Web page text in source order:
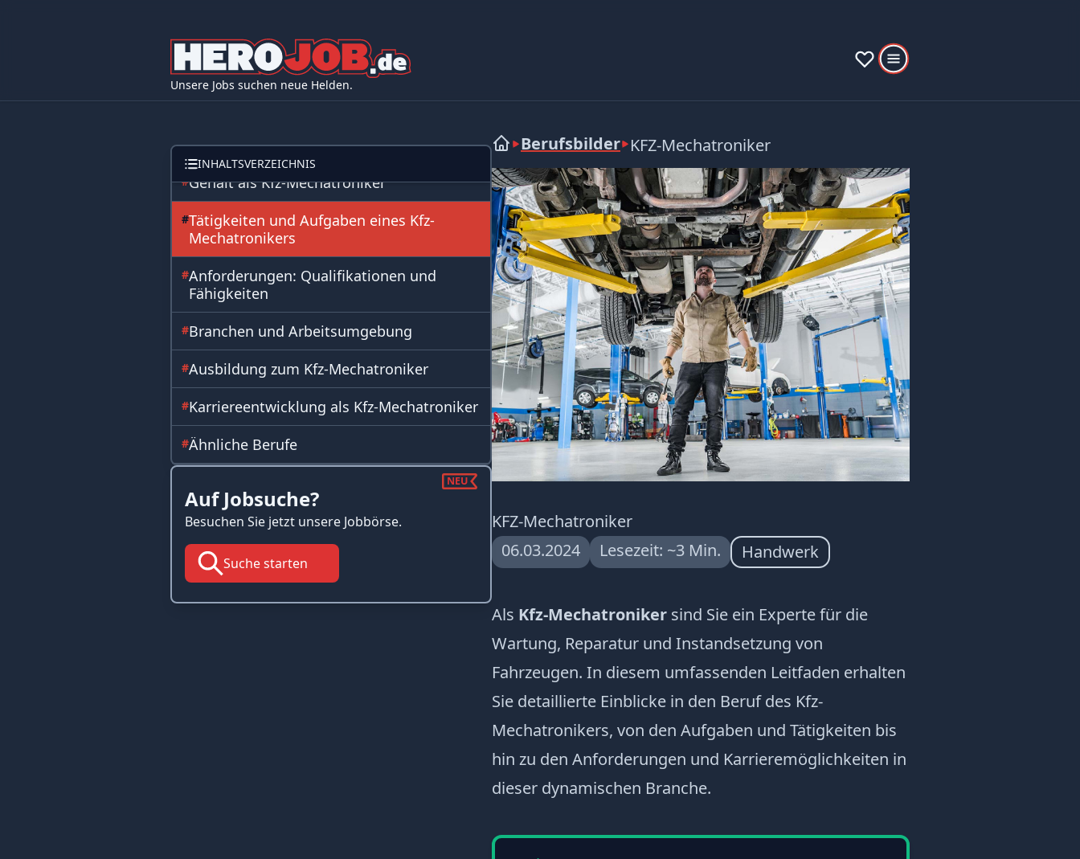
Unsere Jobs suchen neue Helden.
Berufsbilder KFZ-Mechatroniker
KFZ-Mechatroniker
06.03.2024
Lesezeit: ~3 Min. Handwerk
Als Kfz-Mechatroniker sind Sie ein Experte für die
Wartung, Reparatur und Instandsetzung von
Fahrzeugen. In diesem umfassenden Leitfaden erhalten
Sie detaillierte Einblicke in den Beruf des Kfz-
Mechatronikers, von den Aufgaben und Tätigkeiten bis
hin zu den Anforderungen und Karrieremöglichkeiten in
dieser dynamischen Branche.
INHALTSVERZEICHNIS
#Gehalt als Kfz-Mechatroniker
#Tätigkeiten und Aufgaben eines Kfz-
Mechatronikers
#Anforderungen: Qualifikationen und
Fähigkeiten
#Branchen und Arbeitsumgebung
#Ausbildung zum Kfz-Mechatroniker
#Karriereentwicklung als Kfz-Mechatroniker
#Ähnliche Berufe
Aktuelle Jobangebote und Chancen in
Ihrer Nähe finden
NEU
Auf Jobsuche?
Besuchen Sie jetzt unsere Jobbörse.
Suche starten